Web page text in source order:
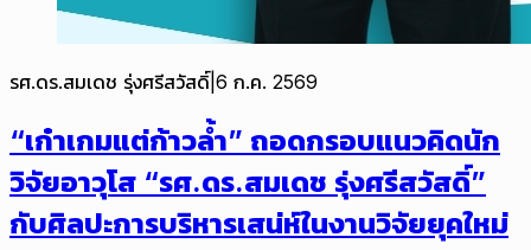
รศ.ดร.สมเดช รุ่งศรีสวัสดิ์ 6 ก.ค. 2569
“เก๋าเกมแต่ก้าวล้ำ” ถอดกรอบแนวคิดนัก
วิจัยอาวุโส “รศ.ดร.สมเดช รุ่งศรีสวัสดิ์”
กับศิลปะการบริหารเสน่ห์ในงานวิจัยยุคใหม่